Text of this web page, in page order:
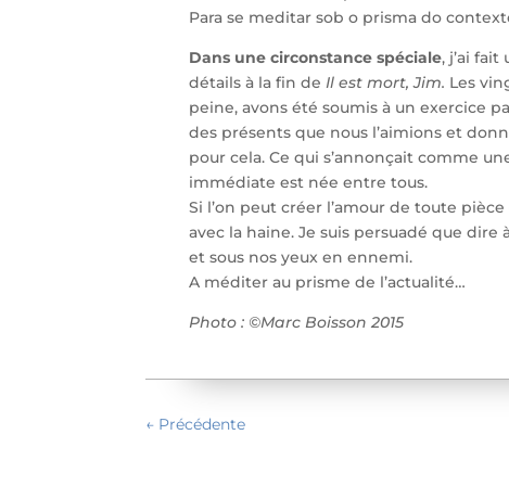
Para se meditar sob o prisma do
Dans une circonstance spéciale, j’ai
détails à la fin deIl est mort, Jim. Les
peine, avons été soumis à un exercice
des présents que nous l’aimions et
pour cela. Ce qui s’annonçait comme
immédiate est née entre tous.
Si l’on peut créer l’amour de toute
avec la haine. Je suis persuadé que
et sous nos yeux en ennemi.
A méditer au prisme de l’actualité…
Photo : ©Marc Boisson 2015
← Précédente